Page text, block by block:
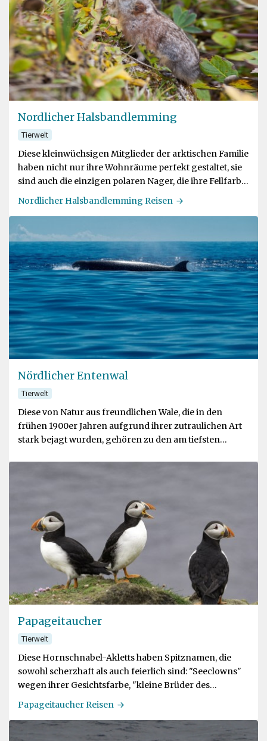
Nordlicher Halsbandlemming
Tierwelt
Diese kleinwüchsigen Mitglieder der arktischen Familie
haben nicht nur ihre Wohnräume perfekt gestaltet, sie
sind auch die einzigen polaren Nager, die ihre Fellfarbe
an den Schneefall anpassen
Nordlicher Halsbandlemming Reisen
Nördlicher Entenwal
Tierwelt
Diese von Natur aus freundlichen Wale, die in den
frühen 1900er Jahren aufgrund ihrer zutraulichen Art
stark bejagt wurden, gehören zu den am tiefsten
Papageitaucher
Tierwelt
Diese Hornschnabel-Akletts haben Spitznamen, die
sowohl scherzhaft als auch feierlich sind: "Seeclowns"
wegen ihrer Gesichtsfarbe, "kleine Brüder des
Nordens" wegen der mönchsähnlichen Farben ihres
Gefieders
Papageitaucher Reisen